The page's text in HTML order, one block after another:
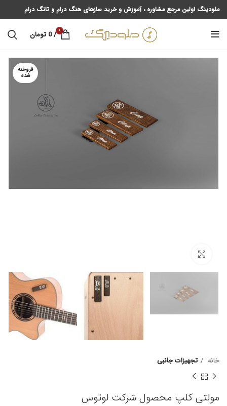
ملودینگ اولین مرجع مشاوره ، آموزش و خرید سازهای هنگ درام و تانگ درام
0
/
0 تومان
فروخته
شده
خانه تجهیزات جانبی
مولتی کلپ محصول شرکت لوتوس